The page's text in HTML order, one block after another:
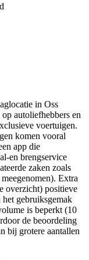
in Oss
autoliefhebbers en
voertuigen.
komen vooral
app die
en brengservice
zaken zoals
Extra
overzicht) positieve
gebruiksgemak
is beperkt (10
de beoordeling
bij grotere aantallen